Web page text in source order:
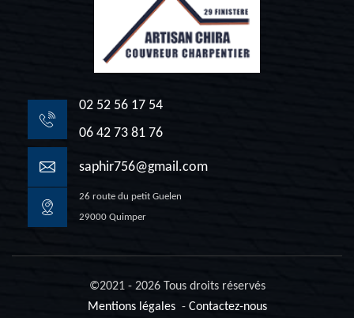
02 52 56 17 54
06 42 73 81 76
saphir756@gmail.com
26 route du petit Guelen
29000 Quimper
©2021 - 2026 Tous droits réservés
Mentions légales- Contactez-nous